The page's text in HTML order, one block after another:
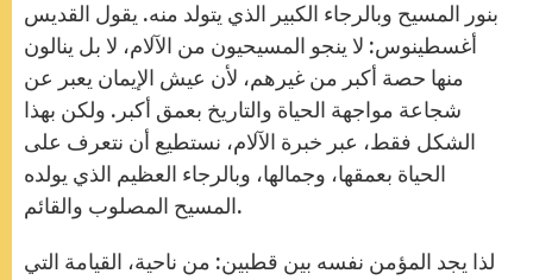
بنور المسيح وبالرجاء الكبير الذي يتولد منه. يقول القديس
أغسطينوس: لا ينجو المسيحيون من الآلام، لا بل ينالون
منها حصة أكبر من غيرهم، لأن عيش الإيمان يعبر عن
شجاعة مواجهة الحياة والتاريخ بعمق أكبر. ولكن بهذا
الشكل فقط، عبر خبرة الآلام، نستطيع أن نتعرف على
الحياة بعمقها، وجمالها، وبالرجاء العظيم الذي يولده
المسيح المصلوب والقائم.
لذا يجد المؤمن نفسه بين قطبين: من ناحية، القيامة التي